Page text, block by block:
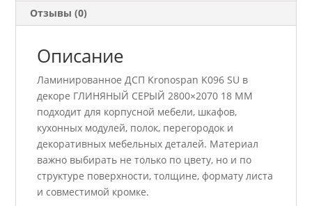
Отзывы (0)
Описание
Ламинированное ДСП Kronospan K096 SU в
декоре ГЛИНЯНЫЙ СЕРЫЙ 2800×2070 18 ММ
подходит для корпусной мебели, шкафов,
кухонных модулей, полок, перегородок и
декоративных мебельных деталей. Материал
важно выбирать не только по цвету, но и по
структуре поверхности, толщине, формату листа
и совместимой кромке.